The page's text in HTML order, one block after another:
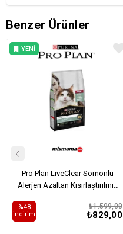
Benzer Ürünler
Pro Plan LiveClear Somonlu
Alerjen Azaltan Kısırlaştırılmış
₺829,00
₺1.599,00
%48
i̇ndirim
YENI